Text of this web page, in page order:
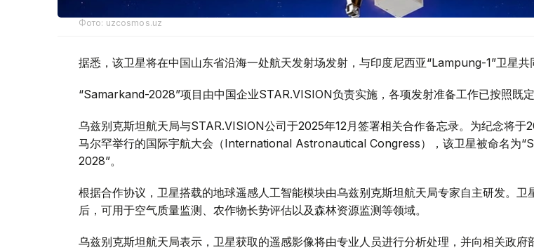
Фото: uzcosmos.uz
据悉，该卫星将在中国山东省沿海一处航天发射场发射，与印度尼西亚“Lampung-1”卫星共
“Samarkand-2028”项目由中国企业STAR.VISION负责实施，各项发射准备工作已按照既定
乌兹别克斯坦航天局与STAR.VISION公司于2025年12月签署相关合作备忘录。为纪念将于
马尔罕举行的国际宇航大会（International Astronautical Congress），该卫星被命名为
2028”。
根据合作协议，卫星搭载的地球遥感人工智能模块由乌兹别克斯坦航天局专家自主研发。卫
后，可用于空气质量监测、农作物长势评估以及森林资源监测等领域。
乌兹别克斯坦航天局表示，卫星获取的遥感影像将由专业人员进行分析处理，并向相关政府